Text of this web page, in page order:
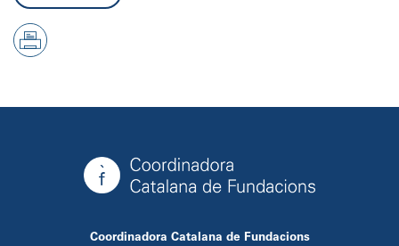
Coordinadora Catalana de Fundacions